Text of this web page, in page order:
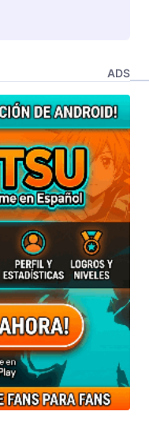
ADS